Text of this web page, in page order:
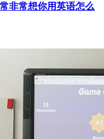
非常想你用英语怎么